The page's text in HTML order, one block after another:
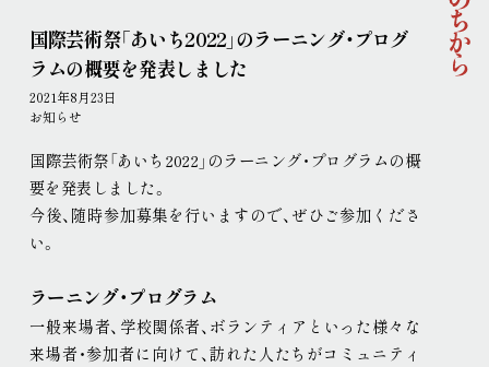
連携事業
ポップ・アップ！
円頓寺連携
芸術大学連携
舞台芸術公募
パートナーシップ
アクセス
チケット情報
取材申込み
画像貸し出し プレスリリース
国際芸術祭「あいち2022」のラーニング・プログ
ラムの概要を発表しました
2021年8月23日
お知らせ
国際芸術祭「あいち2022」のラーニング・プログラムの概
要を発表しました。
今後、随時参加募集を行いますので、ぜひご参加くださ
い。
ラーニング・プログラム
一般来場者、学校関係者、ボランティアといった様々な
来場者・参加者に向けて、訪れた人たちがコミュニティ